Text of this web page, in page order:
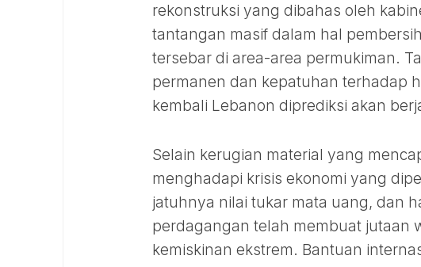
rekonstruksi yang dibahas oleh
tantangan masif dalam hal
tersebar di area-area permukiman.
permanen dan kepatuhan terhadap
kembali Lebanon diprediksi akan
Selain kerugian material yang
menghadapi krisis ekonomi yang
jatuhnya nilai tukar mata uang, dan
perdagangan telah membuat jutaan
kemiskinan ekstrem. Bantuan